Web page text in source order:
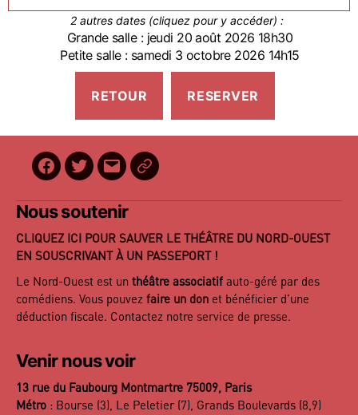
2 autres dates (cliquez pour y accéder) :
Grande salle : jeudi 20 août 2026 18h30
Petite salle : samedi 3 octobre 2026 14h15
Facebook
Twitter
E-
mail
BilletReduc
Nous soutenir
CLIQUEZ ICI POUR SAUVER LE THÉÂTRE DU NORD-OUEST
EN SOUSCRIVANT À UN PASSEPORT !
Le Nord-Ouest est un théâtre associatif auto-géré par des
comédiens. Vous pouvez faire un don et bénéficier d’une
déduction fiscale. Contactez notre service de presse.
Venir nous voir
13 rue du Faubourg Montmartre 75009, Paris
Métro : Bourse (3), Le Peletier (7), Grands Boulevards (8,9)